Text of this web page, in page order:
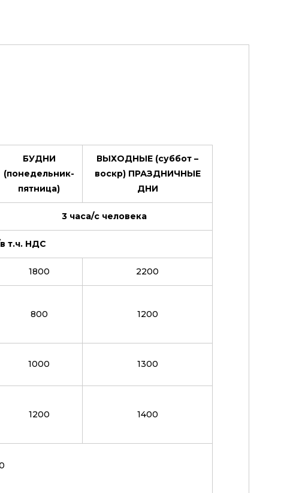
БУДНИ
(понедельник-
пятница)
ВЫХОДНЫЕ (суббот –
воскр) ПРАЗДНИЧНЫЕ
ДНИ
3 часа/с человека
т.ч. НДС
1800 2200
800 1200
1000 1300
1200 1400